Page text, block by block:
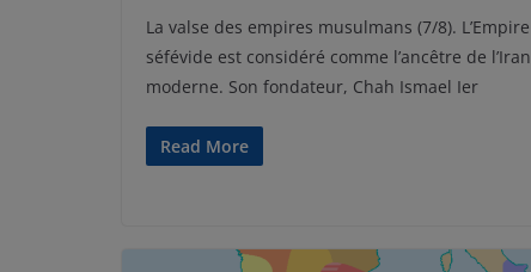
La valse des empires musulmans (7/8). L’Empire
séfévide est considéré comme l’ancêtre de l’Iran
moderne. Son fondateur, Chah Ismael Ier
Read More